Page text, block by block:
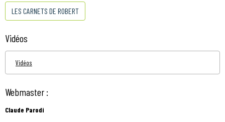
LES CARNETS DE ROBERT
Vidéos
Vidéos
Webmaster :
Claude Parodi